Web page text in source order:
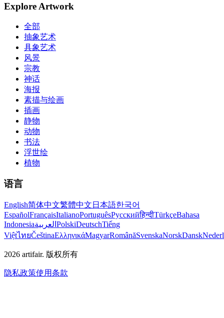
Explore Artwork
全部
抽象艺术
具象艺术
风景
宗教
神话
海报
素描与绘画
插画
静物
动物
书法
浮世绘
植物
语言
English简体中文繁體中文 日本語한국어
EspañolFrançaisItalianoPortuguêsРусскийहिन्दीTürkçeBahasa
Indonesiaالعربية PolskiDeutschTiếng
ViệtไทยČeštinaΕλληνικάMagyarRomânăSvenskaNorskDansk
2026 artifair. 版权所有
隐私政策使用条款